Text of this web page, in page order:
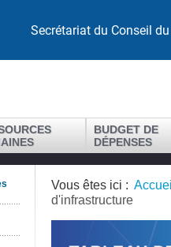
Secrétariat du Conseil
BUDGET DE
DÉPENSES
Vous êtes ici :
d'infrastructure